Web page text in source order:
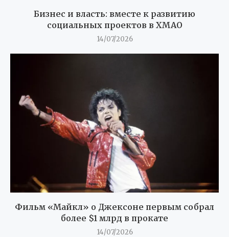
Бизнес и власть: вместе к развитию
социальных проектов в ХМАО
14/07/2026
Фильм «Майкл» о Джексоне первым собрал
более $1 млрд в прокате
14/07/2026